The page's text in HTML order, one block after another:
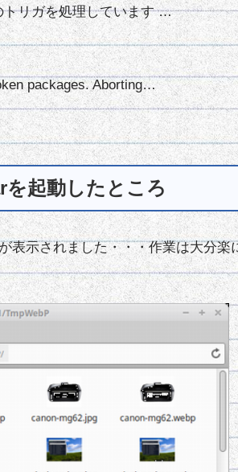
トリガを処理しています …
packages. Aborting…
起動したところ
表示されました・・・作業は大分楽